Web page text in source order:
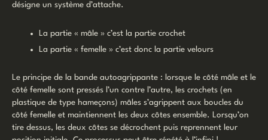
désigne un système d’attache.
La partie « mâle » c’est la partie crochet
La partie « femelle » c’est donc la partie velours
Le principe de la bande autoagrippante : lorsque le côté mâle et le
côté femelle sont pressés l’un contre l’autre, les crochets (en
plastique de type hameçons) mâles s’agrippent aux boucles du
côté femelle et maintiennent les deux côtes ensemble. Lorsqu’on
tire dessus, les deux côtes se décrochent puis reprennent leur